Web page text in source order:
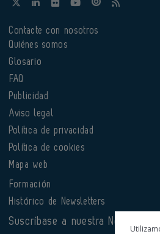
Contacte con nosotros
Quiénes somos
Glosario
FAQ
Publicidad
Aviso legal
Política de privacidad
Política de cookies
Mapa web
Formación
Histórico de Newsletters
Suscríbase a nuestra Newsletter